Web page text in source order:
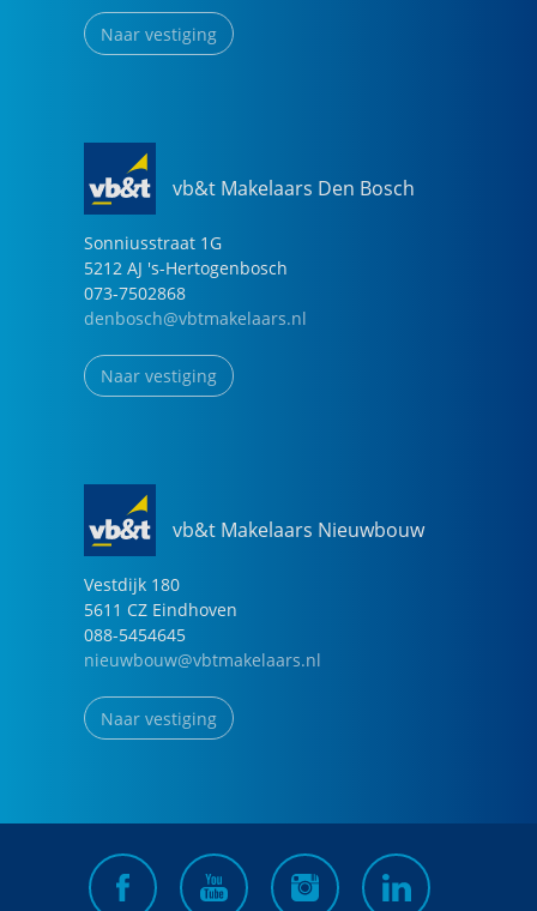
Naar vestiging
vb&t Makelaars Den Bosch
Sonniusstraat 1G
5212 AJ 's-Hertogenbosch
073-7502868
denbosch@vbtmakelaars.nl
Naar vestiging
vb&t Makelaars Nieuwbouw
Vestdijk 180
5611 CZ Eindhoven
088-5454645
nieuwbouw@vbtmakelaars.nl
Naar vestiging